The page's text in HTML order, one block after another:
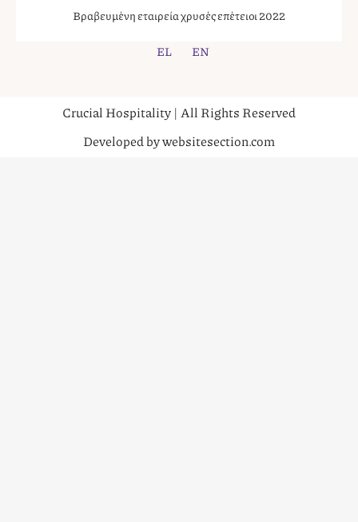
Βραβευμένη εταιρεία χρυσές επέτειοι 2022
EL EN
Crucial Hospitality | All Rights Reserved
Developed by websitesection.com